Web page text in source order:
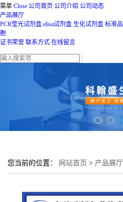
菜单 Close 公司首页 公司介绍 公司动态
产品展厅
PCR莹光试剂盒 elisa试剂盒 生化试剂盒 标准品
胞
证书荣誉 联系方式 在线留言
您当前的位置： 网站首页 > 产品展厅